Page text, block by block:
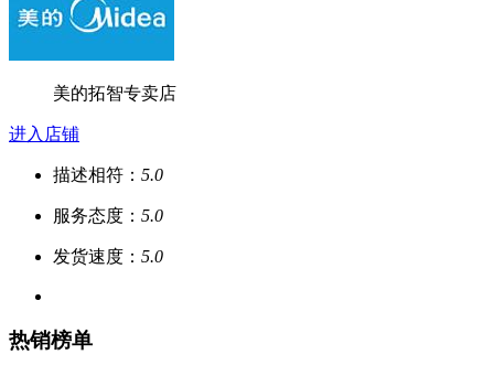
美的拓智专卖店
进入店铺
描述相符： 5.0
服务态度： 5.0
发货速度： 5.0
热销榜单